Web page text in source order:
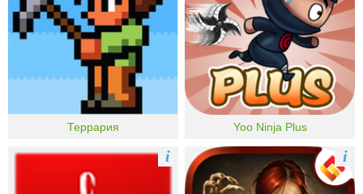
Террария Yoo Ninja Plus
i i